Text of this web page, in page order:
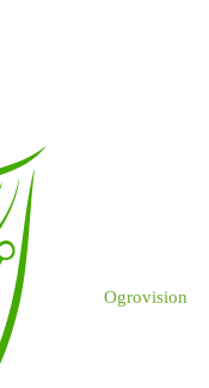
Ogrovision